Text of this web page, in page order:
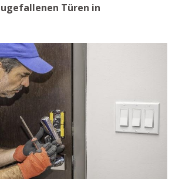
Türen in